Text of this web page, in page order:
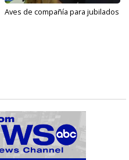
Aves de compañía para jubilados